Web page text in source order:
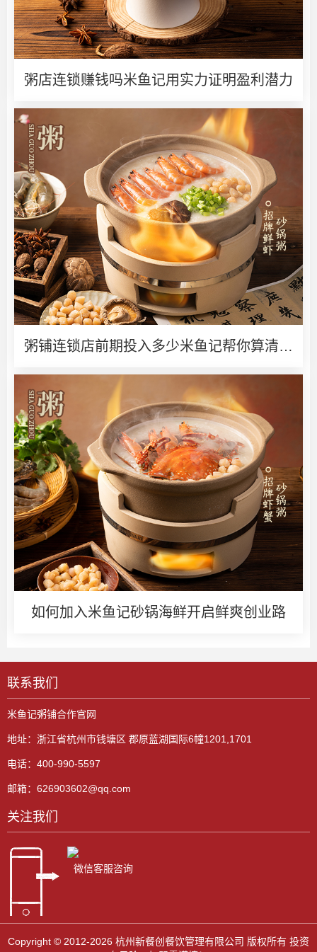
粥店连锁赚钱吗米鱼记用实力证明盈利潜力
粥铺连锁店前期投入多少米鱼记帮你算清创
如何加入米鱼记砂锅海鲜开启鲜爽创业路
联系我们
米鱼记粥铺合作官网
地址：浙江省杭州市钱塘区 郡原蓝湖国际6幢1201,1701
电话：400-990-5597
邮箱：626903602@qq.com
关注我们
微信客服咨询
Copyright © 2012-2026 杭州新餐创餐饮管理有限公司 版权所有 投资